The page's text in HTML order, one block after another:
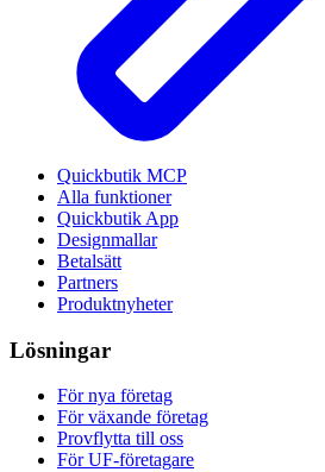
Quickbutik MCP
Alla funktioner
Quickbutik App
Designmallar
Betalsätt
Partners
Produktnyheter
Lösningar
För nya företag
För växande företag
Provflytta till oss
För UF-företagare